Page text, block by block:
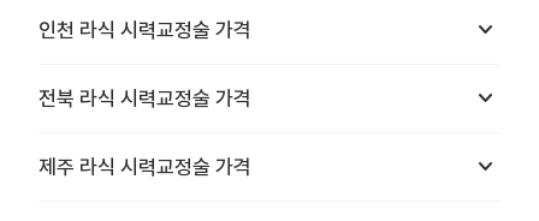
인천 라식 시력교정술 가격 keyboard_arrow_down
전북 라식 시력교정술 가격 keyboard_arrow_down
제주 라식 시력교정술 가격 keyboard_arrow_down